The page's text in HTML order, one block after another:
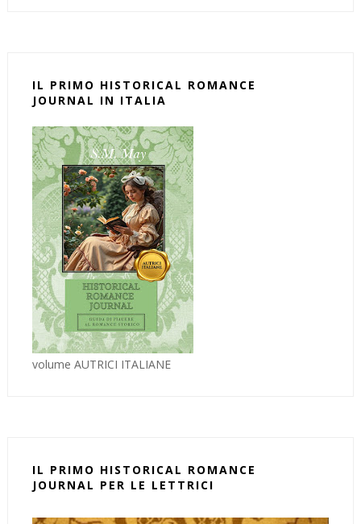
IL PRIMO HISTORICAL ROMANCE
JOURNAL IN ITALIA
volume AUTRICI ITALIANE
IL PRIMO HISTORICAL ROMANCE
JOURNAL PER LE LETTRICI